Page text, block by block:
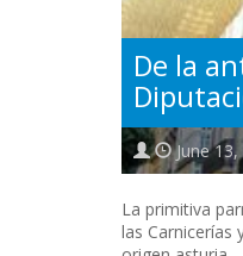
De la
June 13,
La primitiva
las Carnicerías